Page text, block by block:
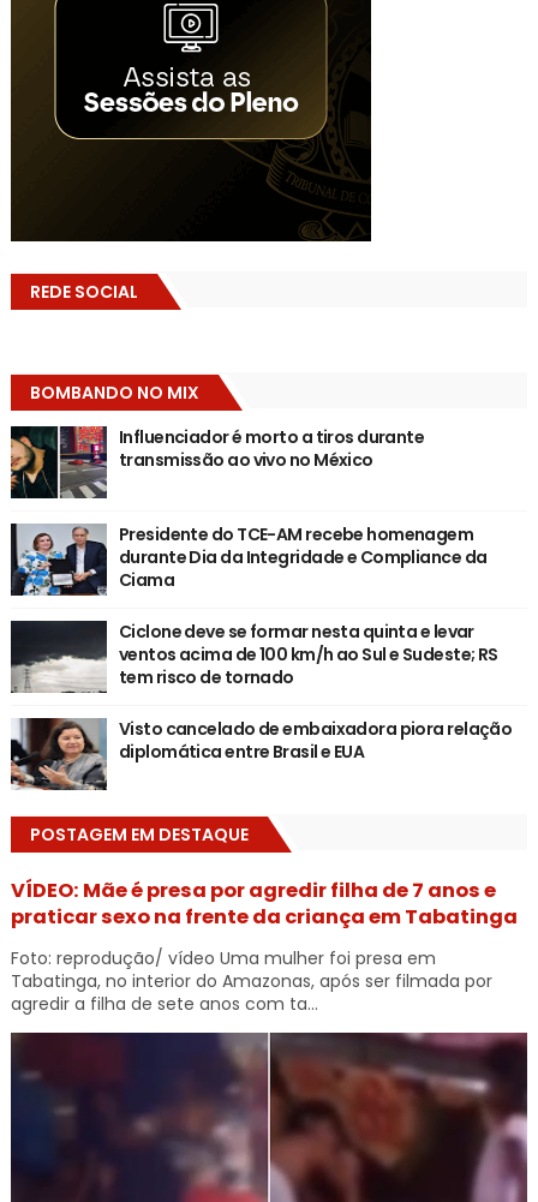
REDE SOCIAL
BOMBANDO NO MIX
Influenciador é morto a tiros durante
transmissão ao vivo no México
Presidente do TCE-AM recebe homenagem
durante Dia da Integridade e Compliance da
Ciama
Ciclone deve se formar nesta quinta e levar
ventos acima de 100 km/h ao Sul e Sudeste; RS
tem risco de tornado
Visto cancelado de embaixadora piora relação
diplomática entre Brasil e EUA
POSTAGEM EM DESTAQUE
VÍDEO: Mãe é presa por agredir filha de 7 anos e
praticar sexo na frente da criança em Tabatinga
Foto: reprodução/ vídeo Uma mulher foi presa em
Tabatinga, no interior do Amazonas, após ser filmada por
agredir a filha de sete anos com ta...